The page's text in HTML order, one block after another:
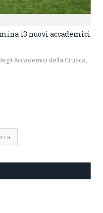
13 nuovi accademici
Accademici della Crusca,